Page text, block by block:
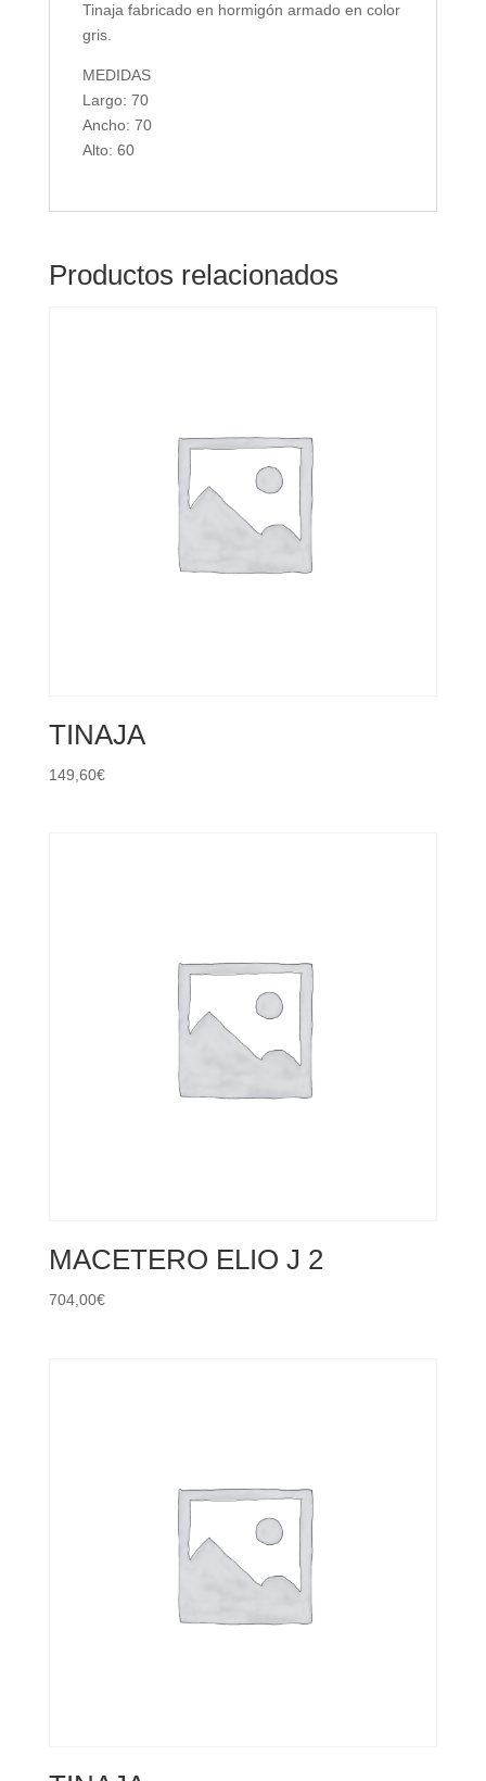
Tinaja fabricado en hormigón armado en color
gris.
MEDIDAS
Largo: 70
Ancho: 70
Alto: 60
Productos relacionados
TINAJA
149,60€
MACETERO ELIO J 2
704,00€